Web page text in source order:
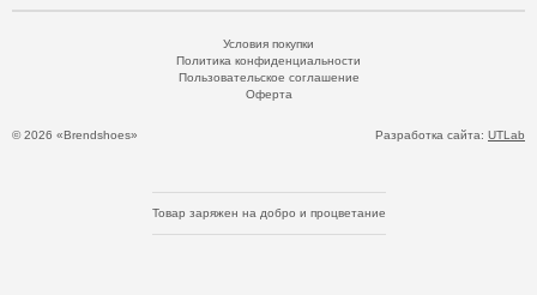
© 2026 «Brendshoes»
Условия покупки
Политика конфиденциальности
Пользовательское соглашение
Оферта
Разработка сайта: UTLab
Товар заряжен на добро и процветание